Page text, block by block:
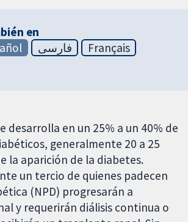
en
فارسی
Français
desarrolla en un 25% a un 40% de
generalmente 20 a 25
la aparición de la diabetes.
un tercio de quienes padecen
(NPD) progresarán a
y requerirán diálisis continua o